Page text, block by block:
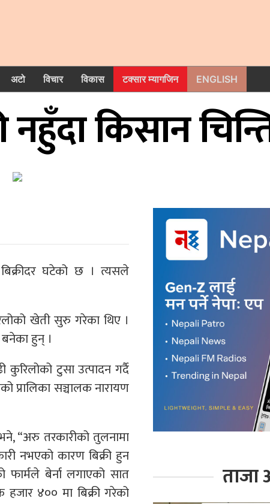
अटो विचार विकास टक्सार म्यागजिन ENGLISH
नहुँदा किसान
घटेको छ । त्यसले
खेती सुरु गरेका थिए ।
हुन् ।
टुसा उत्पादन गर्दै
प्रालिका सञ्चालक नारायण
“अरु तरकारीको तुलनामा
नभएको कारण बिक्री हुन
फार्मले बेर्ना लगाएको सात
४०० मा बिक्री गरेको
ताजा